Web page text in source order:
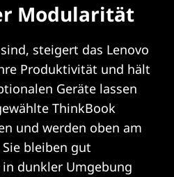
Modularität
steigert das Lenovo
Produktivität und hält
Geräte lassen
ThinkBook
und werden oben am
bleiben gut
dunkler Umgebung